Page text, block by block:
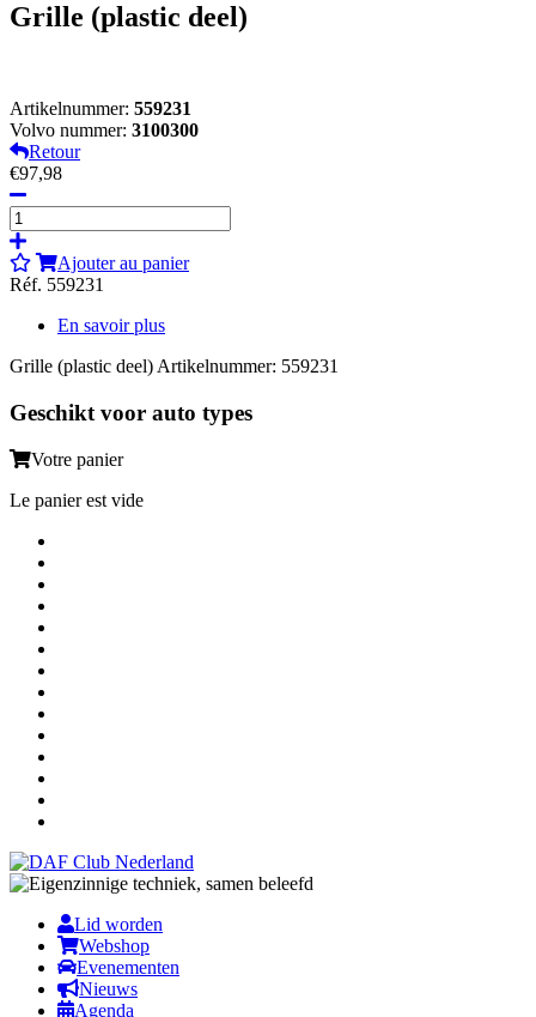
Grille (plastic deel)
Artikelnummer: 559231
Volvo nummer: 3100300
Retour
€97,98
Ajouter au panier
Réf. 559231
En savoir plus
Grille (plastic deel) Artikelnummer: 559231
Geschikt voor auto types
Votre panier
Le panier est vide
Lid worden
Webshop
Evenementen
Nieuws
Agenda